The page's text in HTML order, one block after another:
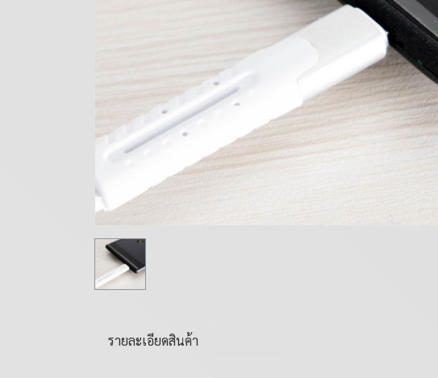
รายละเอียดสินค้า